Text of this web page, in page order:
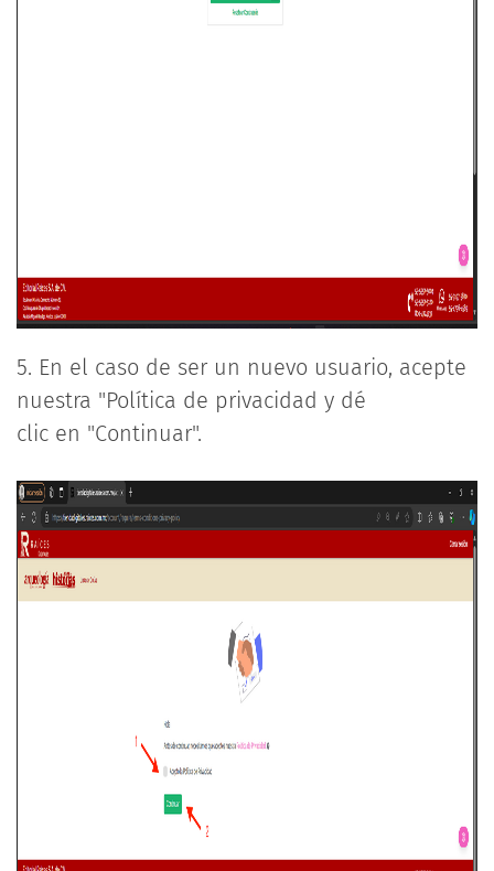
5. En el caso de ser un nuevo usuario, acepte
nuestra "Política de privacidad y dé
clic en "Continuar".